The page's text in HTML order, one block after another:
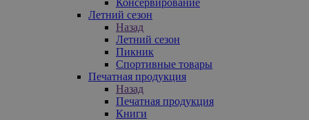
Летний сезон
Назад
Летний сезон
Пикник
Спортивные товары
Печатная продукция
Назад
Печатная продукция
Книги